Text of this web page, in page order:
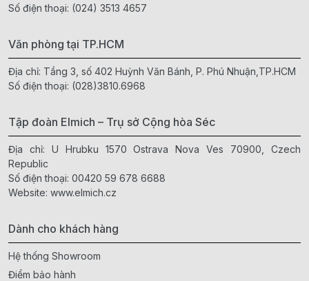
Số điện thoại: (024) 3513 4657
Văn phòng tại TP.HCM
Địa chỉ: Tầng 3, số 402 Huỳnh Văn Bánh, P. Phú Nhuận,TP.HCM
Số điện thoại: (028)3810.6968
Tập đoàn Elmich – Trụ sở Cộng hòa Séc
Địa chỉ: U Hrubku 1570 Ostrava Nova Ves 70900, Czech
Republic
Số điện thoại: 00420 59 678 6688
Website: www.elmich.cz
Dành cho khách hàng
Hệ thống Showroom
Điểm bảo hành